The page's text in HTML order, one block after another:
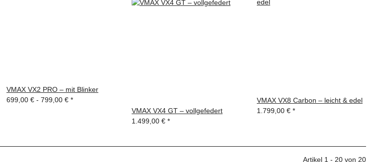
VMAX VX2 PRO – mit Blinker
699,00 € - 799,00 € *
VMAX VX4 GT – vollgefedert
1.499,00 € *
VMAX VX8 Carbon – leicht & edel
1.799,00 € *
Artikel 1 - 20 von 20